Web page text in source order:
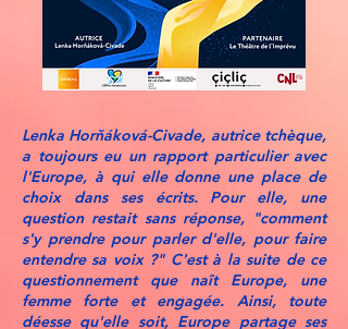
Lenka Horňáková-Civade, autrice tchèque,
a toujours eu un rapport particulier avec
l'Europe, à qui elle donne une place de
choix dans ses écrits. Pour elle, une
question restait sans réponse, "comment
s'y prendre pour parler d'elle, pour faire
entendre sa voix ?" C'est à la suite de ce
questionnement que naît Europe, une
femme forte et engagée. Ainsi, toute
déesse qu'elle soit, Europe partage ses